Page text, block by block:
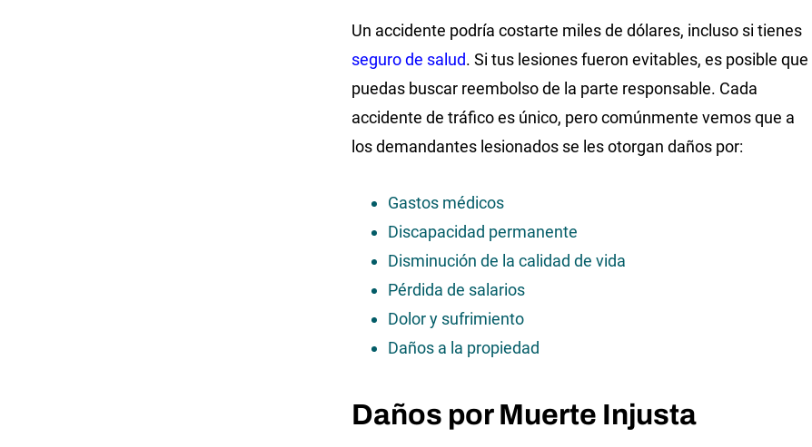
Un accidente podría costarte miles de dólares, incluso si tienes
seguro de salud. Si tus lesiones fueron evitables, es posible que
puedas buscar reembolso de la parte responsable. Cada
accidente de tráfico es único, pero comúnmente vemos que a
los demandantes lesionados se les otorgan daños por:
Gastos médicos
Discapacidad permanente
Disminución de la calidad de vida
Pérdida de salarios
Dolor y sufrimiento
Daños a la propiedad
Daños por Muerte Injusta